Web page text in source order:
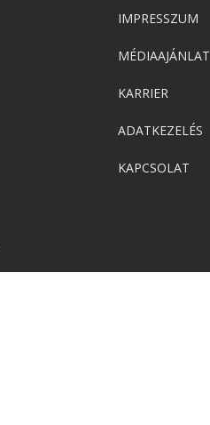
IMPRESSZUM
MÉDIAAJÁNLAT
KARRIER
ADATKEZELÉS
KAPCSOLAT